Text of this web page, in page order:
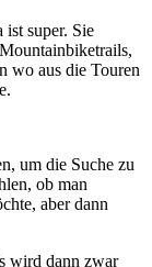
super. Sie
wo aus die Touren
um die Suche zu
ob man
aber dann
wird dann zwar